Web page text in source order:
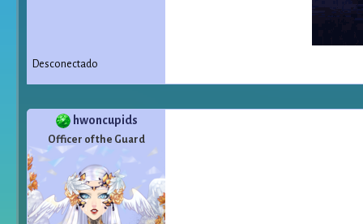
Desconectado
hwoncupids
Officer of the Guard